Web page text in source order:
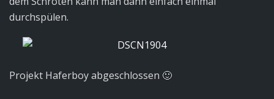
durchspülen.
Projekt Haferboy abgeschlossen 🙂